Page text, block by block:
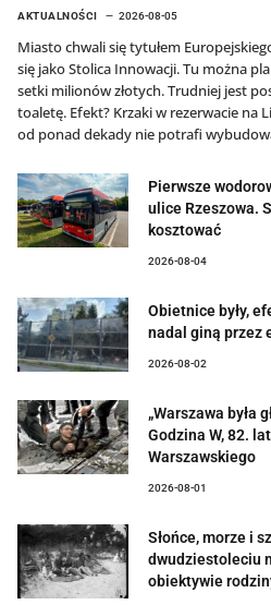
AKTUALNOŚCI 2026-08-05
Miasto chwali się tytułem
się jako Stolica Innowacji. Tu można
setki milionów złotych. Trudniej jest
toaletę. Efekt? Krzaki w rezerwacie na
od ponad dekady nie potrafi
Pierwsze
ulice Rzeszowa.
kosztować
2026-08-04
Obietnice były,
nadal giną przez
2026-08-02
„Warszawa była
Godzina W, 82.
Warszawskiego
2026-08-01
Słońce, morze i
dwudziestoleciu
obiektywie